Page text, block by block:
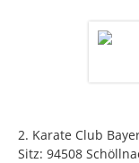
2. Karate Club
Sitz: 94508